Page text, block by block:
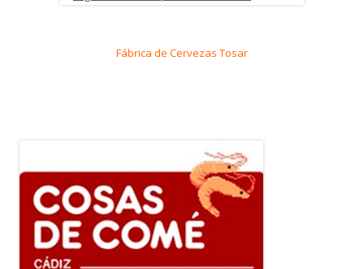
Fábrica de Cervezas Tosar